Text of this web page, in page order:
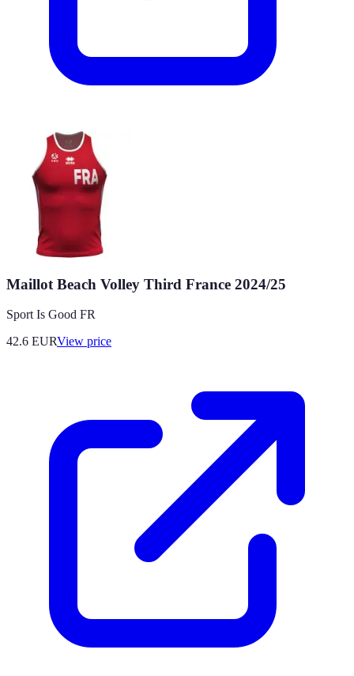
Maillot Beach Volley Third France 2024/25
Sport Is Good FR
42.6 EURView price